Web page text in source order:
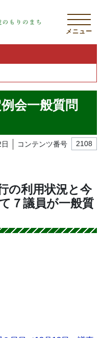
メニュー
会一般質問
コンテンツ番号 2108
の利用状況と今
７議員が一般質